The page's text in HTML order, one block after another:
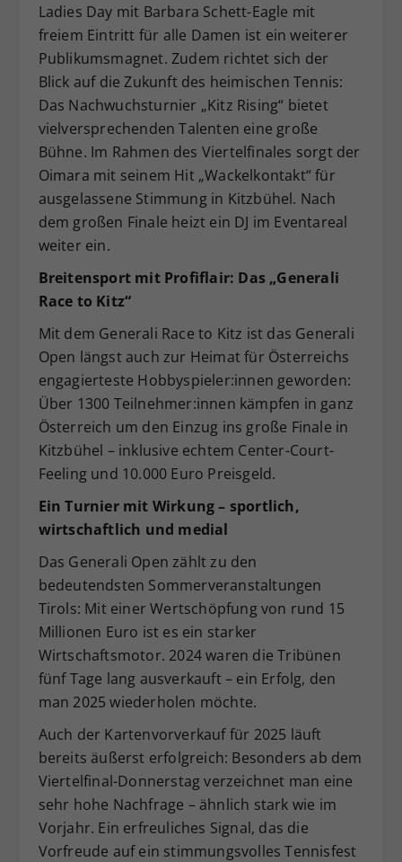
Ladies Day mit Barbara Schett-Eagle mit
freiem Eintritt für alle Damen ist ein weiterer
Publikumsmagnet. Zudem richtet sich der
Blick auf die Zukunft des heimischen Tennis:
Das Nachwuchsturnier „Kitz Rising“ bietet
vielversprechenden Talenten eine große
Bühne. Im Rahmen des Viertelfinales sorgt der
Oimara mit seinem Hit „Wackelkontakt“ für
ausgelassene Stimmung in Kitzbühel. Nach
dem großen Finale heizt ein DJ im Eventareal
weiter ein.
Breitensport mit Profiflair: Das „Generali
Race to Kitz“
Mit dem Generali Race to Kitz ist das Generali
Open längst auch zur Heimat für Österreichs
engagierteste Hobbyspieler:innen geworden:
Über 1300 Teilnehmer:innen kämpfen in ganz
Österreich um den Einzug ins große Finale in
Kitzbühel – inklusive echtem Center-Court-
Feeling und 10.000 Euro Preisgeld.
Ein Turnier mit Wirkung – sportlich,
wirtschaftlich und medial
Das Generali Open zählt zu den
bedeutendsten Sommerveranstaltungen
Tirols: Mit einer Wertschöpfung von rund 15
Millionen Euro ist es ein starker
Wirtschaftsmotor. 2024 waren die Tribünen
fünf Tage lang ausverkauft – ein Erfolg, den
man 2025 wiederholen möchte.
Auch der Kartenvorverkauf für 2025 läuft
bereits äußerst erfolgreich: Besonders ab dem
Viertelfinal-Donnerstag verzeichnet man eine
sehr hohe Nachfrage – ähnlich stark wie im
Vorjahr. Ein erfreuliches Signal, das die
Vorfreude auf ein stimmungsvolles Tennisfest